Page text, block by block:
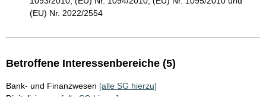
(EU) Nr. 2022/2554
Betroffene Interessenbereiche (5)
Bank- und Finanzwesen [alle SG hierzu]